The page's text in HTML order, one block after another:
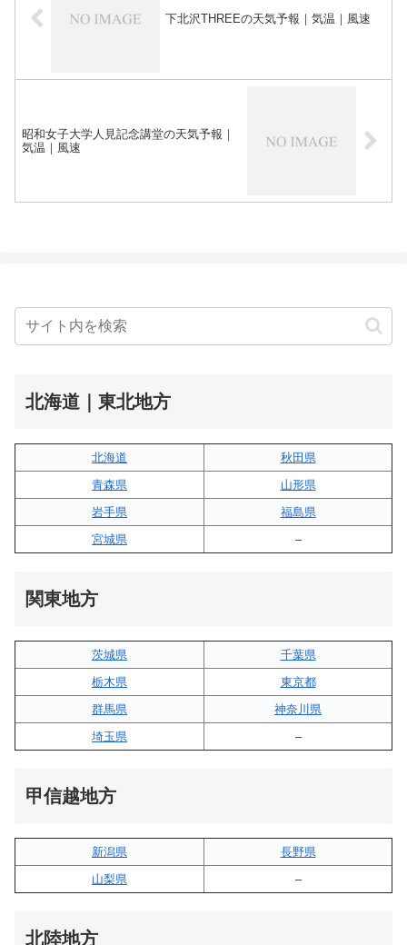
下北沢THREEの天気予報｜気温｜風速
昭和女子大学人見記念講堂の天気予報｜
気温｜風速
北海道｜東北地方
北海道
秋田県
青森県
山形県
岩手県
福島県
宮城県
–
関東地方
茨城県
千葉県
栃木県
東京都
群馬県
神奈川県
埼玉県
–
甲信越地方
新潟県
長野県
山梨県
–
北陸地方